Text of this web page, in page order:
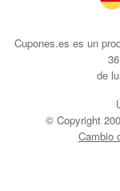
Cupones.es es un
de
© Copyright
Cambio